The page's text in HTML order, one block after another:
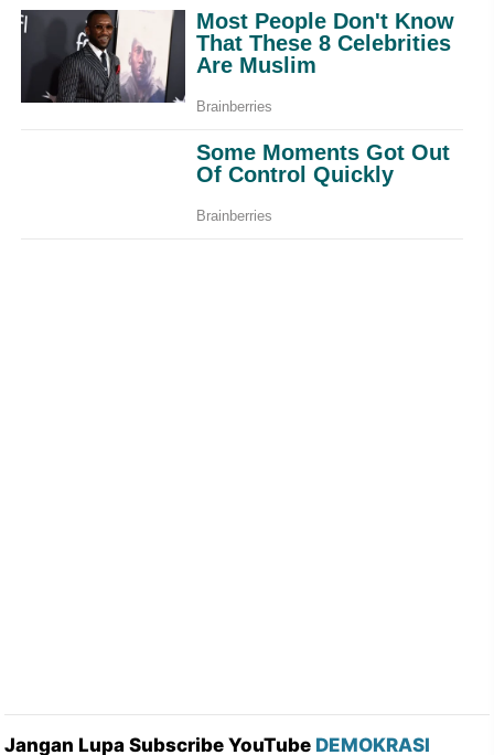
Jangan Lupa Subscribe YouTube DEMOKRASI